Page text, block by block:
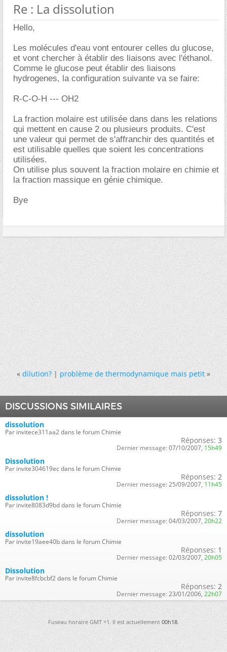
Re : La dissolution
Hello,
Les molécules d'eau vont entourer celles du glucose,
et vont chercher à établir des liaisons avec l'éthanol.
Comme le glucose peut établir des liaisons
hydrogenes, la configuration suivante va se faire:
R-C-O-H --- OH2
La fraction molaire est utilisée dans dans les relations
qui mettent en cause 2 ou plusieurs produits. C'est
une valeur qui permet de s'affranchir des quantités et
est utilisable quelles que soient les concentrations
utilisées.
On utilise plus souvent la fraction molaire en chimie et
la fraction massique en génie chimique.
Bye
« dilution?|problème de thermodynamique mais petit »
DISCUSSIONS SIMILAIRES
dissolution
Par invitece311aa2 dans le forum Chimie
Réponses: 3
Dernier message: 07/10/2007, 15h49
Dissolution
Par invite304619ec dans le forum Chimie
Réponses: 2
Dernier message: 25/09/2007, 11h45
dissolution !
Par invite8083d9bd dans le forum Chimie
Réponses: 7
Dernier message: 04/03/2007, 20h22
dissolution
Par invite19aee40b dans le forum Chimie
Réponses: 1
Dernier message: 02/03/2007, 20h05
Dissolution
Par invite8fcbcbf2 dans le forum Chimie
Réponses: 2
Dernier message: 23/01/2006, 22h07
Fuseau horaire GMT +1. Il est actuellement00h18.